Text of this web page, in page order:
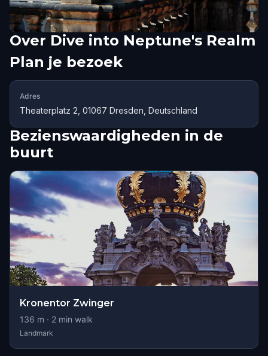
Over Dive into Neptune's Realm
Plan je bezoek
Adres
Theaterplatz 2, 01067 Dresden, Deutschland
Bezienswaardigheden in de
buurt
Kronentor Zwinger
136 m · 2 min walk
Landmark